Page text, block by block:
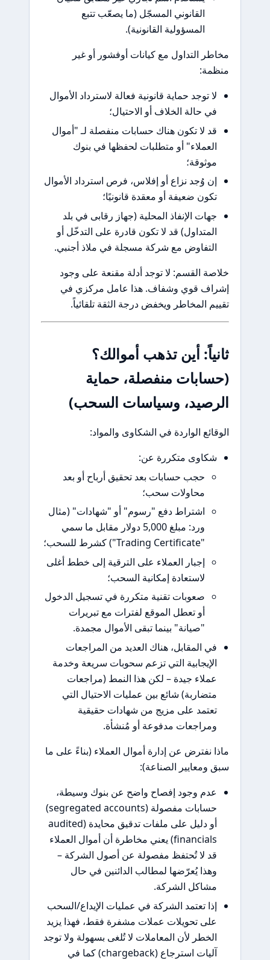
القانوني المسجّل (ما يصعّب تتبع
المسؤولية القانونية).
التداول مع كيانات أوفشور أو غير
توجد حماية قانونية فعالة لاسترداد الأموال
حالة الخلاف أو الاحتيال؛
لا تكون هناك حسابات منفصلة لـ "أموال
أو متطلبات لحفظها في بنوك
وُجد نزاع أو إفلاس، فرص استرداد الأموال
ضعيفة أو معقدة قانونيًا؛
الإنفاذ المحلية (جهاز رقابى في بلد
قد لا تكون قادرة على التدخّل أو
مع شركة مسجلة في ملاذ أجنبي.
القسم: لا توجد أدلة مقنعة على وجود
قوي وشفاف. هذا عامل مركزي في
المخاطر ويخفض درجة الثقة تلقائياً.
أين تذهب أموالك؟
منفصلة، حماية
وسياسات السحب)
الواردة في الشكاوى والمواد:
متكررة عن:
حجب حسابات بعد تحقيق أرباح أو بعد
محاولات سحب؛
اشتراط دفع "رسوم" أو "شهادات" (مثال
ورد: مبلغ 5,000 دولار مقابل ما سمي
إجبار العملاء على الترقية إلى خطط أغلى
لاستعادة إمكانية السحب؛
صعوبات تقنية متكررة في تسجيل الدخول
أو تعطل الموقع لفترات مع تبريرات
"صيانة" بينما تبقى الأموال مجمدة.
المقابل، هناك العديد من المراجعات
التي تزعم سحوبات سريعة وخدمة
جيدة – لكن هذا النمط (مراجعات
شائع بين عمليات الاحتيال التي
على مزيج من شهادات حقيقية
مدفوعة أو مُنشأة.
نفترض عن إدارة أموال العملاء (بناءً على ما
ومعايير الصناعة):
وجود إفصاح واضح عن بنوك وسيطة،
حسابات مفصولة (segregated accounts)
أو دليل على ملفات تدقيق محايدة (audited
financials) يعني مخاطرة أن أموال العملاء
لا تُحتفظ مفصولة عن أصول الشركة –
يُعرّضها لمطالب الدائنين في حال
الشركة.
تعتمد الشركة في عمليات الإيداع/السحب
تحويلات عملات مشفرة فقط، فهذا يزيد
لأن المعاملات لا تُلغى بسهولة ولا توجد
آليات استرجاع (chargeback) كما في